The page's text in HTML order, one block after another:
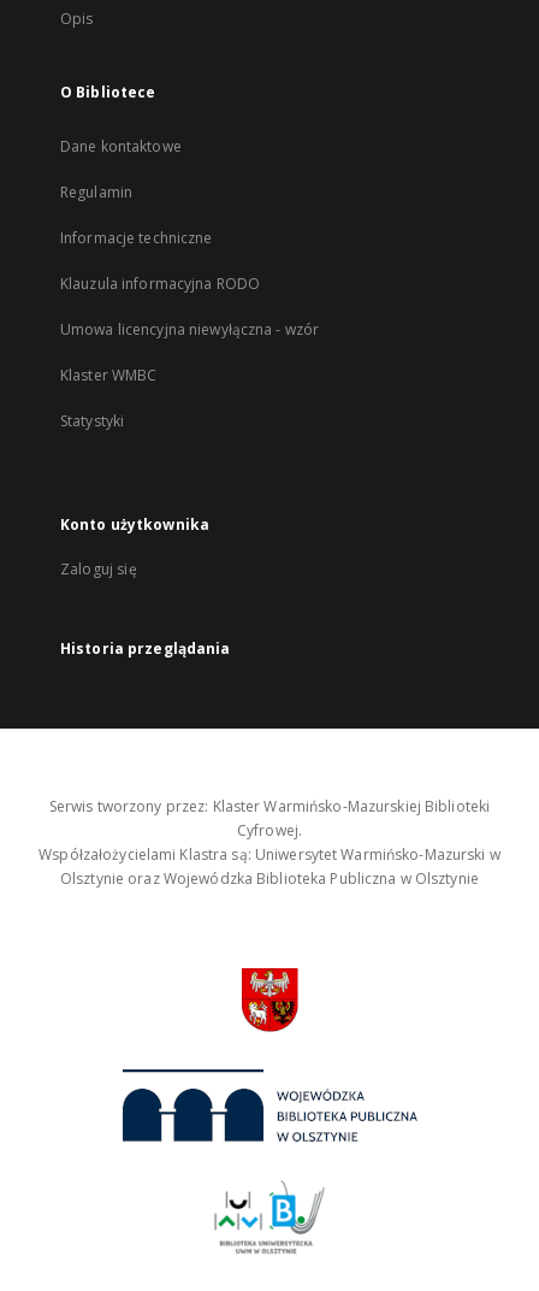
Opis
O Bibliotece
Dane kontaktowe
Regulamin
Informacje techniczne
Klauzula informacyjna RODO
Umowa licencyjna niewyłączna - wzór
Klaster WMBC
Statystyki
Konto użytkownika
Zaloguj się
Historia przeglądania
Serwis tworzony przez: Klaster Warmińsko-Mazurskiej Biblioteki
Cyfrowej.
Współzałożycielami Klastra są: Uniwersytet Warmińsko-Mazurski w
Olsztynie oraz Wojewódzka Biblioteka Publiczna w Olsztynie